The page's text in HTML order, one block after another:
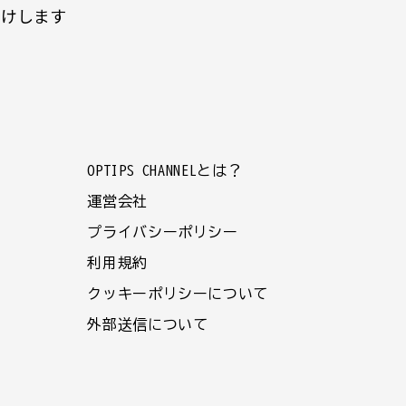
します
OPTIPS CHANNELとは？
運営会社
プライバシーポリシー
利用規約
クッキーポリシーについて
外部送信について